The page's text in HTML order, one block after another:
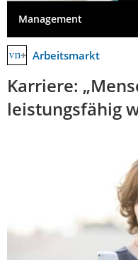
Management
Arbeitsmarkt
Karriere:
leistungsfähig